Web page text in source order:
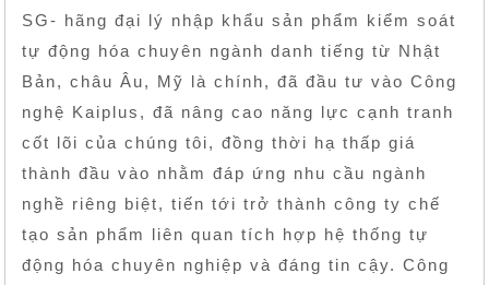
SG- hãng đại lý nhập khẩu sản phẩm kiểm soát
tự động hóa chuyên ngành danh tiếng từ Nhật
Bản, châu Âu, Mỹ là chính, đã đầu tư vào Công
nghệ Kaiplus, đã nâng cao năng lực cạnh tranh
cốt lõi của chúng tôi, đồng thời hạ thấp giá
thành đầu vào nhằm đáp ứng nhu cầu ngành
nghề riêng biệt, tiến tới trở thành công ty chế
tạo sản phẩm liên quan tích hợp hệ thống tự
động hóa chuyên nghiệp và đáng tin cậy. Công